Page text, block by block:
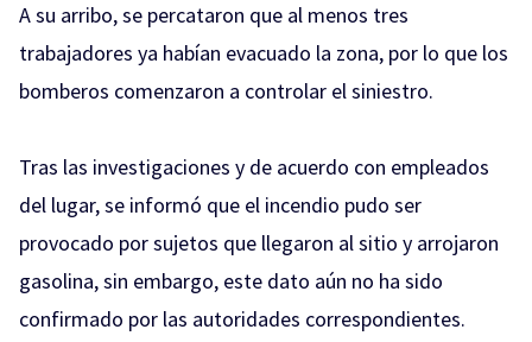
A su arribo, se percataron que al menos tres
trabajadores ya habían evacuado la zona, por lo que los
bomberos comenzaron a controlar el siniestro.
Tras las investigaciones y de acuerdo con empleados
del lugar, se informó que el incendio pudo ser
provocado por sujetos que llegaron al sitio y arrojaron
gasolina, sin embargo, este dato aún no ha sido
confirmado por las autoridades correspondientes.